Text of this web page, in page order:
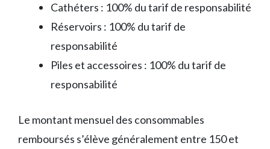
Cathéters : 100% du tarif de responsabilité
Réservoirs : 100% du tarif de
responsabilité
Piles et accessoires : 100% du tarif de
responsabilité
Le montant mensuel des consommables
remboursés s’élève généralement entre 150 et